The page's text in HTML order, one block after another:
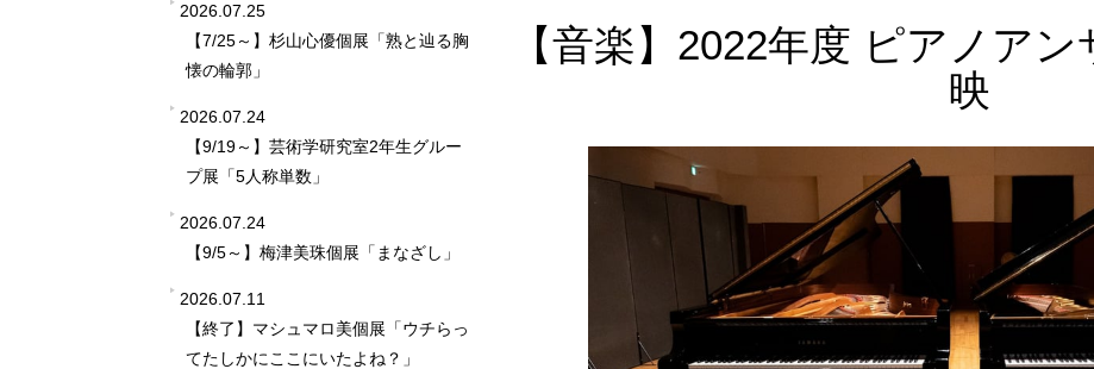
【音楽】2022年度 ピアノア
映
2026.07.25
【7/25～】杉山心優個展「熟と辿る胸
懐の輪郭」
2026.07.24
【9/19～】芸術学研究室2年生グルー
プ展「5人称単数」
2026.07.24
【9/5～】梅津美珠個展「まなざし」
2026.07.11
【終了】マシュマロ美個展「ウチらっ
てたしかにここにいたよね？」